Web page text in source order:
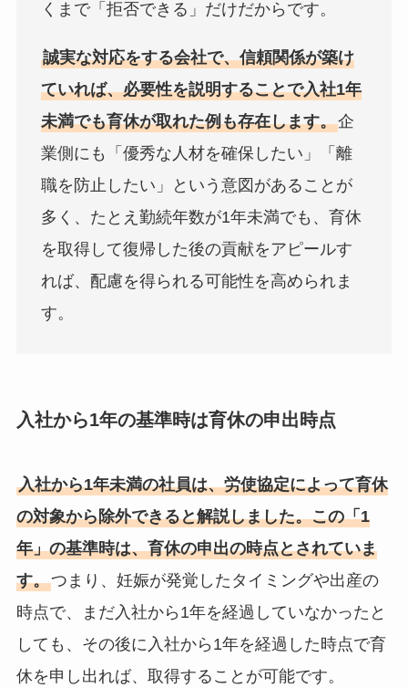
くまで「拒否できる」だけだからです。
誠実な対応をする会社で、信頼関係が築け
ていれば、必要性を説明することで入社1年
未満でも育休が取れた例も存在します。企
業側にも「優秀な人材を確保したい」「離
職を防止したい」という意図があることが
多く、たとえ勤続年数が1年未満でも、育休
を取得して復帰した後の貢献をアピールす
れば、配慮を得られる可能性を高められま
す。
入社から1年の基準時は育休の申出時点
入社から1年未満の社員は、労使協定によって育休
の対象から除外できると解説しました。この「1
年」の基準時は、育休の申出の時点とされていま
す。つまり、妊娠が発覚したタイミングや出産の
時点で、まだ入社から1年を経過していなかったと
しても、その後に入社から1年を経過した時点で育
休を申し出れば、取得することが可能です。